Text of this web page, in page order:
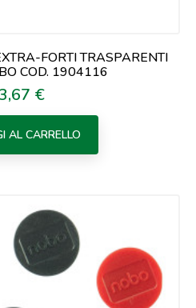
FORTI TRASPARENTI
COD. 1904116
€
AL CARRELLO